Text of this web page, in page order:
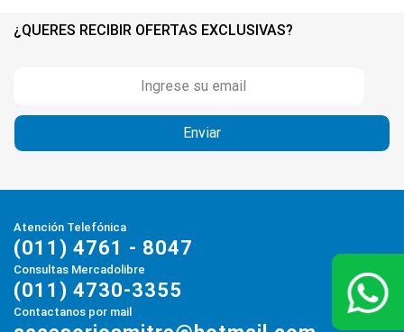
¿QUERES RECIBIR OFERTAS EXCLUSIVAS?
Atención Telefónica
(011) 4761 - 8047
Consultas Mercadolibre
(011) 4730-3355
Contactanos por mail